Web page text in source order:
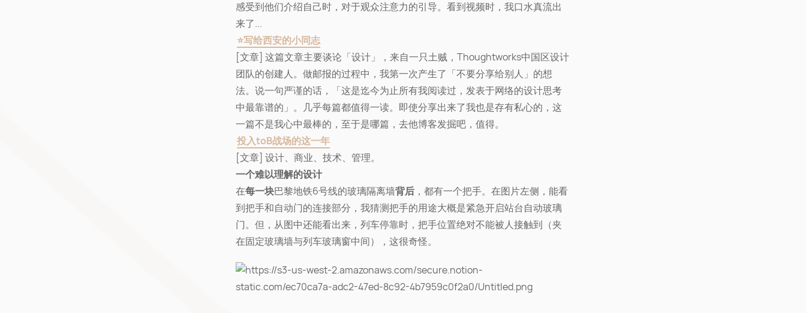
感受到他们介绍自己时，对于观众注意力的引导。看到视频时，我口水真流出
来了...
⭐写给西安的小同志
[文章] 这篇文章主要谈论「设计」，来自一只土贼，Thoughtworks中国区设计
团队的创建人。做邮报的过程中，我第一次产生了「不要分享给别人」的想
法。说一句严谨的话，「这是迄今为止所有我阅读过，发表于网络的设计思考
中最靠谱的」。几乎每篇都值得一读。即使分享出来了我也是存有私心的，这
一篇不是我心中最棒的，至于是哪篇，去他博客发掘吧，值得。
投入toB战场的这一年
[文章] 设计、商业、技术、管理。
一个难以理解的设计
在每一块巴黎地铁6号线的玻璃隔离墙背后 ，都有一个把手。在图片左侧，能看
到把手和自动门的连接部分，我猜测把手的用途大概是紧急开启站台自动玻璃
门。但，从图中还能看出来，列车停靠时，把手位置绝对不能被人接触到（夹
在固定玻璃墙与列车玻璃窗中间），这很奇怪。